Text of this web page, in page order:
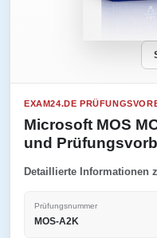
EXAM24.DE
Microsoft MOS
und
Detaillierte Informationen
Prüfungsnummer
MOS-A2K